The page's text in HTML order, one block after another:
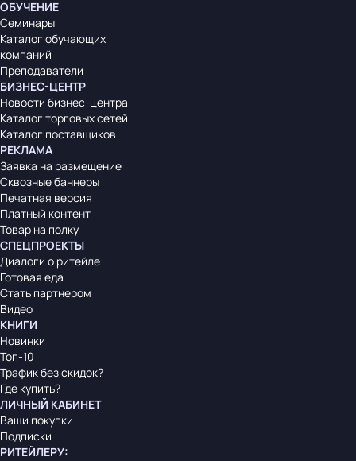
ОБУЧЕНИЕ
Семинары
Каталог обучающих
компаний
Преподаватели
БИЗНЕС-ЦЕНТР
Новости бизнес-центра
Каталог торговых сетей
Каталог поставщиков
РЕКЛАМА
Заявка на размещение
Сквозные баннеры
Печатная версия
Платный контент
Товар на полку
СПЕЦПРОЕКТЫ
Диалоги о ритейле
Готовая еда
Стать партнером
Видео
КНИГИ
Новинки
Топ-10
Трафик без скидок?
Где купить?
ЛИЧНЫЙ КАБИНЕТ
Ваши покупки
Подписки
РИТЕЙЛЕРУ: